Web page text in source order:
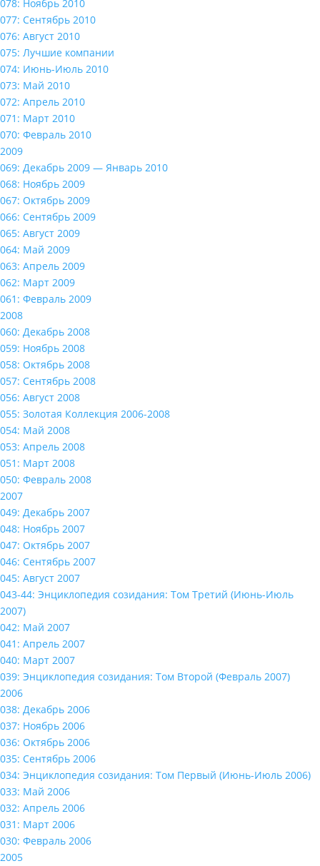
078: Ноябрь 2010
077: Сентябрь 2010
076: Август 2010
075: Лучшие компании
074: Июнь-Июль 2010
073: Май 2010
072: Апрель 2010
071: Март 2010
070: Февраль 2010
2009
069: Декабрь 2009 — Январь 2010
068: Ноябрь 2009
067: Октябрь 2009
066: Сентябрь 2009
065: Август 2009
064: Май 2009
063: Апрель 2009
062: Март 2009
061: Февраль 2009
2008
060: Декабрь 2008
059: Ноябрь 2008
058: Октябрь 2008
057: Сентябрь 2008
056: Август 2008
055: Золотая Коллекция 2006-2008
054: Май 2008
053: Апрель 2008
051: Март 2008
050: Февраль 2008
2007
049: Декабрь 2007
048: Ноябрь 2007
047: Октябрь 2007
046: Сентябрь 2007
045: Август 2007
043-44: Энциклопедия созидания: Том Третий (Июнь-Июль
2007)
042: Май 2007
041: Апрель 2007
040: Март 2007
039: Энциклопедия созидания: Том Второй (Февраль 2007)
2006
038: Декабрь 2006
037: Ноябрь 2006
036: Октябрь 2006
035: Сентябрь 2006
034: Энциклопедия созидания: Том Первый (Июнь-Июль 2006)
033: Май 2006
032: Апрель 2006
031: Март 2006
030: Февраль 2006
2005